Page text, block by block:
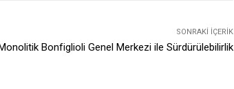
SONRAKI İÇERIK
Monolitik Bonfiglioli Genel Merkezi ile Sürdürülebilirlik